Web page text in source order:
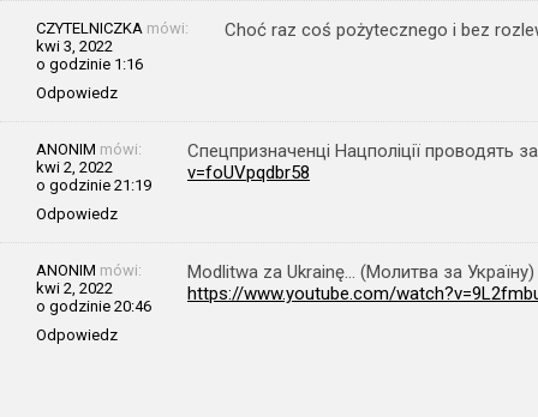
CZYTELNICZKA mówi:
kwi 3, 2022
o godzinie 1:16
Odpowiedz
Choć raz coś pożytecznego i bez
ANONIM mówi:
kwi 2, 2022
o godzinie 21:19
Odpowiedz
Спецпризначенці Нацполіції проводять
v=foUVpqdbr58
ANONIM mówi:
kwi 2, 2022
o godzinie 20:46
Odpowiedz
Modlitwa za Ukrainę… (Молитва за
https://www.youtube.com/